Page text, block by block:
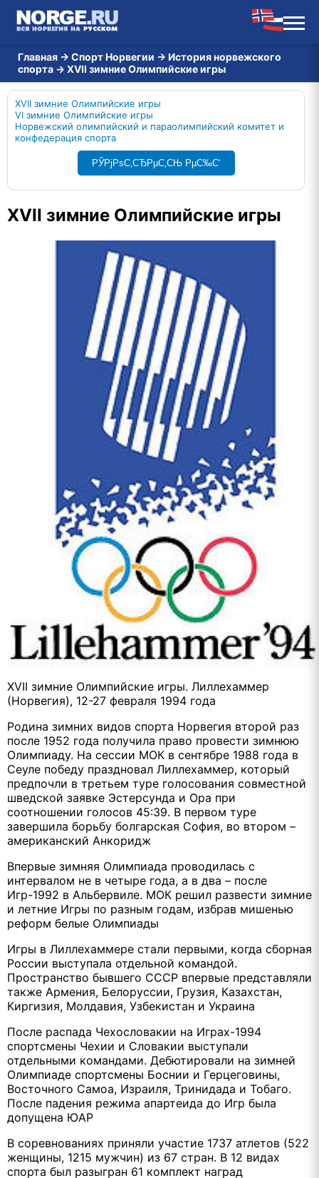
Главная → Спорт Норвегии → История норвежского
спорта → XVII зимние Олимпийские игры
XVII зимние Олимпийские игры
VI зимние Олимпийские игры
Норвежский олимпийский и параолимпийский комитет и
конфедерация спорта
РЎРјРѕС‚СЂРµС‚СЊ РµС‰С‘
XVII зимние Олимпийские игры
XVII зимние Олимпийские игры. Лиллехаммер
(Норвегия), 12-27 февраля 1994 года
Родина зимних видов спорта Норвегия второй раз
после 1952 года получила право провести зимнюю
Олимпиаду. На сессии МОК в сентябре 1988 года в
Сеуле победу праздновал Лиллехаммер, который
предпочли в третьем туре голосования совместной
шведской заявке Эстерсунда и Ора при
соотношении голосов 45:39. В первом туре
завершила борьбу болгарская София, во втором –
американский Анкоридж
Впервые зимняя Олимпиада проводилась с
интервалом не в четыре года, а в два – после
Игр-1992 в Альбервиле. МОК решил развести зимние
и летние Игры по разным годам, избрав мишенью
реформ белые Олимпиады
Игры в Лиллехаммере стали первыми, когда сборная
России выступала отдельной командой.
Пространство бывшего СССР впервые представляли
также Армения, Белоруссии, Грузия, Казахстан,
Киргизия, Молдавия, Узбекистан и Украина
После распада Чехословакии на Играх-1994
спортсмены Чехии и Словакии выступали
отдельными командами. Дебютировали на зимней
Олимпиаде спортсмены Боснии и Герцеговины,
Восточного Самоа, Израиля, Тринидада и Тобаго.
После падения режима апартеида до Игр была
допущена ЮАР
В соревнованиях приняли участие 1737 атлетов (522
женщины, 1215 мужчин) из 67 стран. В 12 видах
спорта был разыгран 61 комплект наград